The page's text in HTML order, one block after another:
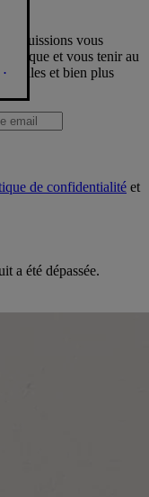
puissions vous
et vous tenir au
et bien plus
de confidentialité et
a été dépassée.